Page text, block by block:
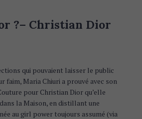
?– Christian Dior
qui pouvaient laisser le public
faim, Maria Chiuri a prouvé avec son
pour Christian Dior qu’elle
la Maison, en distillant une
au girl power toujours assumé (via